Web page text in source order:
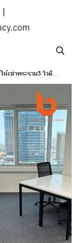
|
ราม3 วิวดี ติด BRT วัดด่าน